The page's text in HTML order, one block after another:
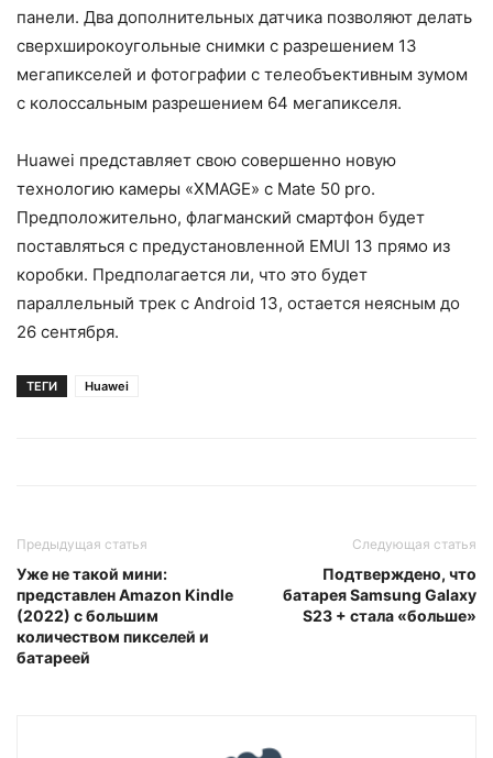
панели. Два дополнительных датчика позволяют делать
сверхширокоугольные снимки с разрешением 13
мегапикселей и фотографии с телеобъективным зумом
с колоссальным разрешением 64 мегапикселя.
Huawei представляет свою совершенно новую
технологию камеры «XMAGE» с Mate 50 pro.
Предположительно, флагманский смартфон будет
поставляться с предустановленной EMUI 13 прямо из
коробки. Предполагается ли, что это будет
параллельный трек с Android 13, остается неясным до
26 сентября.
ТЕГИ Huawei
Предыдущая статья
Уже не такой мини:
представлен Amazon Kindle
(2022) с большим
количеством пикселей и
батареей
Следующая статья
Подтверждено, что
батарея Samsung Galaxy
S23 + стала «больше»